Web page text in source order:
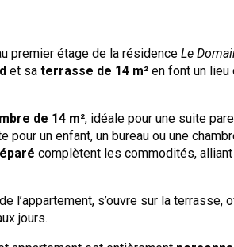
premier étage de la résidenceLe
et saterrasse de 14 m² en font un lieu
de 14 m², idéale pour une suite
pour un enfant, un bureau ou une
complètent les commodités, alliant
l’appartement, s’ouvre sur la terrasse,
jours.